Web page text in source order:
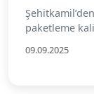
paketleme
09.09.2025